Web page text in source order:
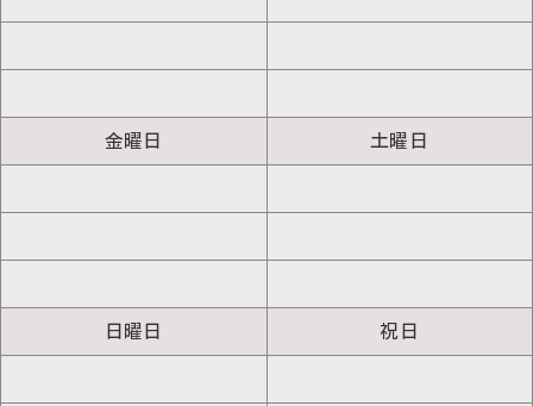
金曜日 土曜日
日曜日 祝日